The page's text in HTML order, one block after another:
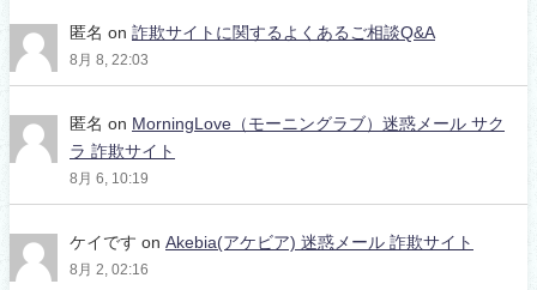
匿名 on 詐欺サイトに関するよくあるご相談Q&A
8月 8, 22:03
匿名 on MorningLove（モーニングラブ）迷惑メール サク
ラ 詐欺サイト
8月 6, 10:19
ケイです on Akebia(アケビア) 迷惑メール 詐欺サイト
8月 2, 02:16